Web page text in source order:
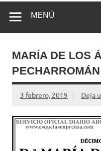
MENÚ
MARÍA DE LOS
PECHARROMÁN
3 febrero, 2019 Deja